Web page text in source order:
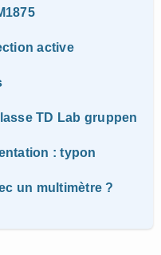
active
TD Lab gruppen
: typon
un multimètre ?